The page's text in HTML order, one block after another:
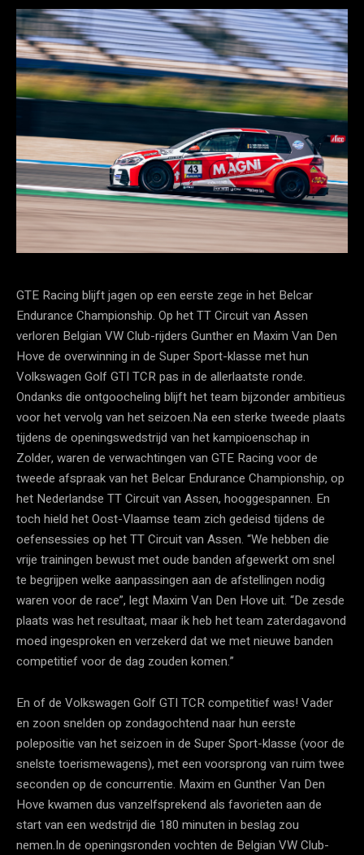
GTE Racing blijft jagen op een eerste zege in het Belcar
Endurance Championship. Op het TT Circuit van Assen
verloren Belgian VW Club-rijders Gunther en Maxim Van Den
Hove de overwinning in de Super Sport-klasse met hun
Volkswagen Golf GTI TCR pas in de allerlaatste ronde.
Ondanks die ontgoocheling blijft het team bijzonder ambitieus
voor het vervolg van het seizoen.Na een sterke tweede plaats
tijdens de openingswedstrijd van het kampioenschap in
Zolder, waren de verwachtingen van GTE Racing voor de
tweede afspraak van het Belcar Endurance Championship, op
het Nederlandse TT Circuit van Assen, hooggespannen. En
toch hield het Oost-Vlaamse team zich gedeisd tijdens de
oefensessies op het TT Circuit van Assen. “We hebben die
vrije trainingen bewust met oude banden afgewerkt om snel
te begrijpen welke aanpassingen aan de afstellingen nodig
waren voor de race”, legt Maxim Van Den Hove uit. “De zesde
plaats was het resultaat, maar ik heb het team zaterdagavond
moed ingesproken en verzekerd dat we met nieuwe banden
competitief voor de dag zouden komen.”
En of de Volkswagen Golf GTI TCR competitief was! Vader
en zoon snelden op zondagochtend naar hun eerste
polepositie van het seizoen in de Super Sport-klasse (voor de
snelste toerismewagens), met een voorsprong van ruim twee
seconden op de concurrentie. Maxim en Gunther Van Den
Hove kwamen dus vanzelfsprekend als favorieten aan de
start van een wedstrijd die 180 minuten in beslag zou
nemen.In de openingsronden vochten de Belgian VW Club-